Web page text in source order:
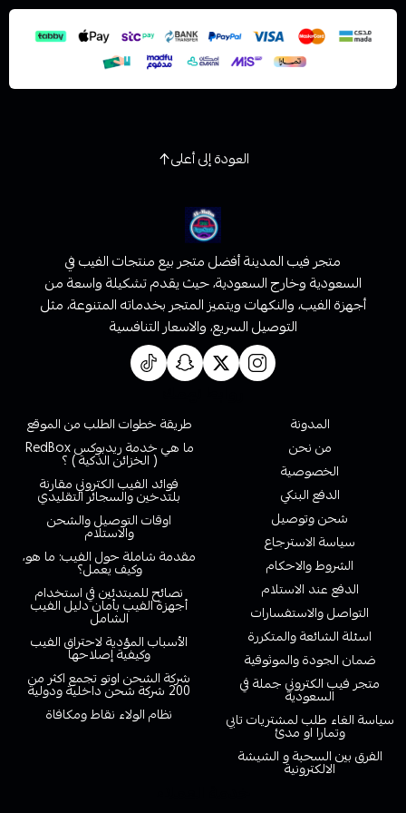
العودة إلى أعلى
متجر فيب المدينة أفضل متجر بيع منتجات الفيب في
السعودية وخارج السعودية، حيث يقدم تشكيلة واسعة من
أجهزة الفيب، والنكهات ويتميز المتجر بخدماته المتنوعة، مثل
التوصيل السريع، والاسعار التنافسية
المدونة
من نحن
الخصوصية
الدفع البنكي
شحن وتوصيل
سياسة الاسترجاع
الشروط والاحكام
الدفع عند الاستلام
التواصل والاستفسارات
اسئلة الشائعة والمتكررة
ضمان الجودة والموثوقية
متجر فيب الكتروني جملة في
السعودية
سياسة الغاء طلب لمشتريات تابي
وتمارا او مدئ
الفرق بين السحبة و الشيشة
الالكترونية
طريقة خطوات الطلب من الموقع
ما هي خدمة ريدبوكس RedBox
( الخزائن الذكية ) ؟
فوائد الفيب الكتروني مقارنة
بلتدخين والسجائر التقليدي
اوقات التوصيل والشحن
والاستلام
مقدمة شاملة حول الفيب: ما هو،
وكيف يعمل؟
نصائح للمبتدئين في استخدام
أجهزة الفيب بأمان دليل الفيب
الشامل
الأسباب المؤدية لاحتراق الفيب
وكيفية إصلاحها
شركة الشحن اوتو تجمع اكثر من
200 شركة شحن داخلية ودولية
نظام الولاء نقاط ومكافاة